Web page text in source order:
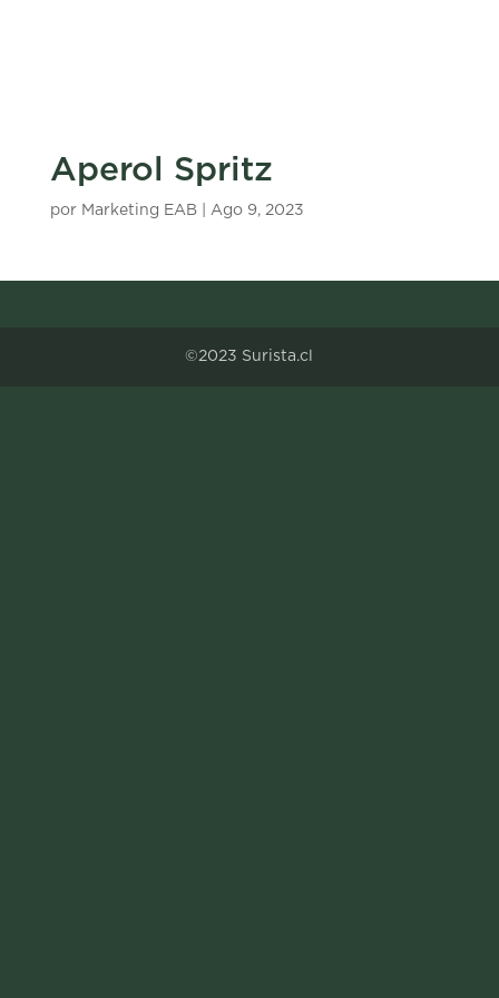
Aperol Spritz
por Marketing EAB| Ago 9, 2023
©2023 Surista.cl